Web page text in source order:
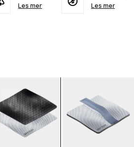
Les mer
Les mer